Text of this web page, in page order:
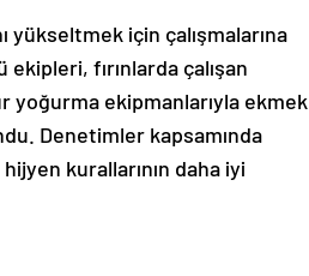
yükseltmek için çalışmalarına
ekipleri, fırınlarda çalışan
yoğurma ekipmanlarıyla ekmek
Denetimler kapsamında
kurallarının daha iyi